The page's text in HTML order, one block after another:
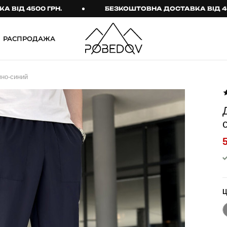
ГРН. БЕЗКОШТОВНА ДОСТАВКА ВІД 4500
Брюки
Джогери
Карго
Спортивні штани
Джинсы
КОМПЛЕКТИ
Куртка й штани
Тактичний жіночий
одяг
Тактичний чоловічий
Тактичні рукавиці
Тактичні шкарпетки
ТЕРМО-КОМПЛЕКТИ
ФУТБОЛКИ І СОРОЧКИ
РАСПРОДАЖА
синий